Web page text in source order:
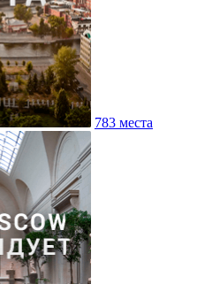
783 места